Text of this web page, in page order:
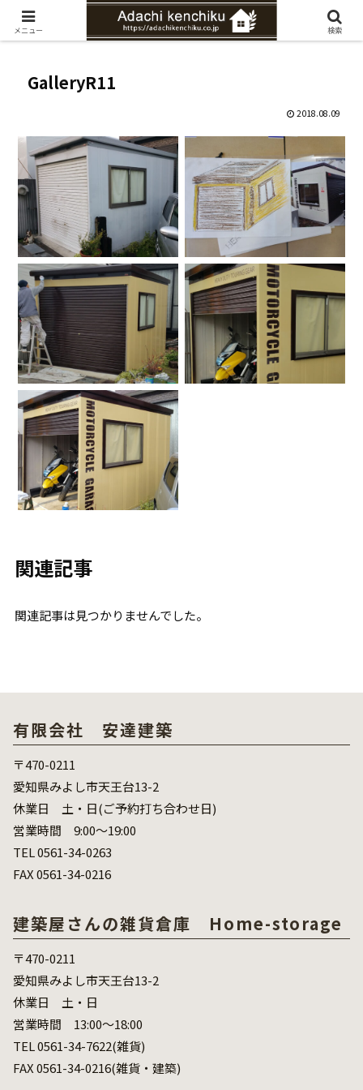
愛知県みよし市の工務店。自然素材を使ったナチュラルな家づくりをご提案
GalleryR11
2018.08.09
関連記事
関連記事は見つかりませんでした。
有限会社 安達建築
〒470-0211
愛知県みよし市天王台13-2
休業日 土・日(ご予約打ち合わせ日)
営業時間 9:00～19:00
TEL 0561-34-0263
FAX 0561-34-0216
建築屋さんの雑貨倉庫 Home-storage
〒470-0211
愛知県みよし市天王台13-2
休業日 土・日
営業時間 13:00～18:00
TEL 0561-34-7622(雑貨)
FAX 0561-34-0216(雑貨・建築)
メニュー 検索